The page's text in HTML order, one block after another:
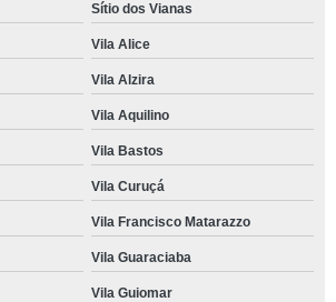
Sítio dos Vianas
Vila Alice
Vila Alzira
Vila Aquilino
Vila Bastos
Vila Curuçá
Vila Francisco Matarazzo
Vila Guaraciaba
Vila Guiomar